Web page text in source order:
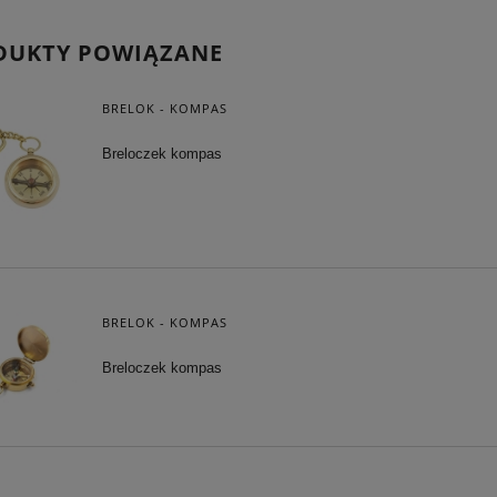
POWIĄZANE
BRELOK - KOMPAS
Breloczek kompas
BRELOK - KOMPAS
Breloczek kompas